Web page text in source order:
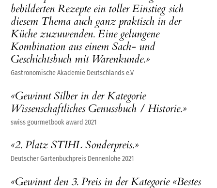
bebilderten Rezepte ein toller Einstieg sich
diesem Thema auch ganz praktisch in der
Küche zuzuwenden. Eine gelungene
Kombination aus einem Sach- und
Geschichtsbuch mit Warenkunde.»
Gastronomische Akademie Deutschlands e.V
«Gewinnt Silber in der Kategorie
Wissenschaftliches Genussbuch / Historie.»
swiss gourmetbook award 2021
«2. Platz STIHL Sonderpreis.»
Deutscher Gartenbuchpreis Dennenlohe 2021
«Gewinnt den 3. Preis in der Kategorie «Bestes